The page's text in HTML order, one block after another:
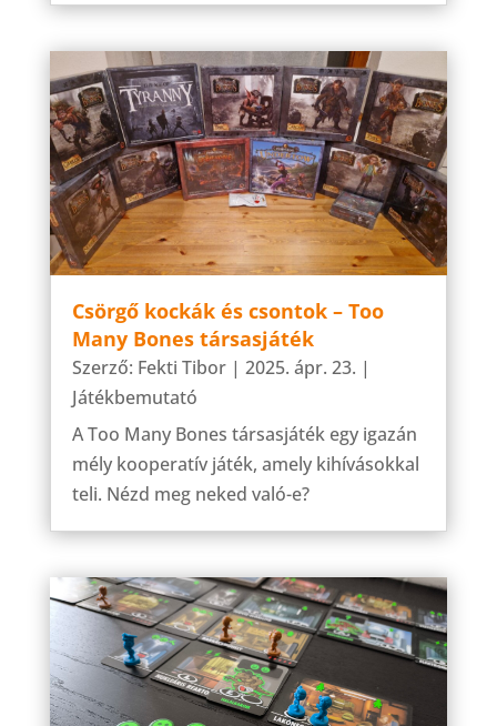
Csörgő kockák és csontok – Too
Many Bones társasjáték
Szerző: Fekti Tibor| 2025. ápr. 23. |
Játékbemutató
A Too Many Bones társasjáték egy igazán
mély kooperatív játék, amely kihívásokkal
teli. Nézd meg neked való-e?